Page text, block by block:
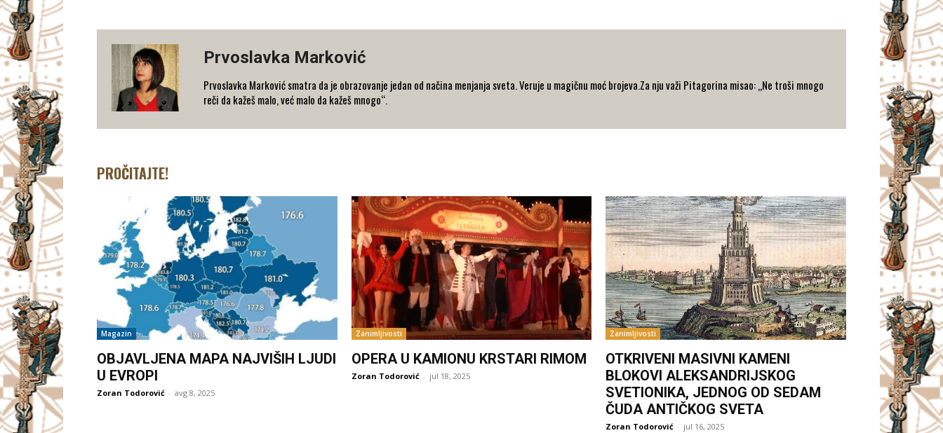
Prvoslavka Marković
Prvoslavka Marković smatra da je obrazovanje jedan od načina menjanja sveta. Veruje u magičnu moć brojeva.Za nju važi Pitagorina misao: „Ne troši mnogo
reči da kažeš malo, već malo da kažeš mnogo“.
PROČITAJTE!
Magazin
OBJAVLJENA MAPA NAJVIŠIH LJUDI
U EVROPI
Zoran Todorović - avg 8, 2025
Zanimljivosti
OPERA U KAMIONU KRSTARI RIMOM
Zoran Todorović - jul 18, 2025
Zanimljivosti
OTKRIVENI MASIVNI KAMENI
BLOKOVI ALEKSANDRIJSKOG
SVETIONIKA, JEDNOG OD SEDAM
ČUDA ANTIČKOG SVETA
Zoran Todorović - jul 16, 2025